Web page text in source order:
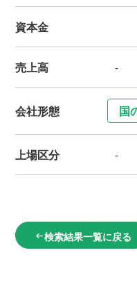
資本金
売上高 -
会社形態 国
上場区分 -
arrow_left_alt検索結果一覧に戻る